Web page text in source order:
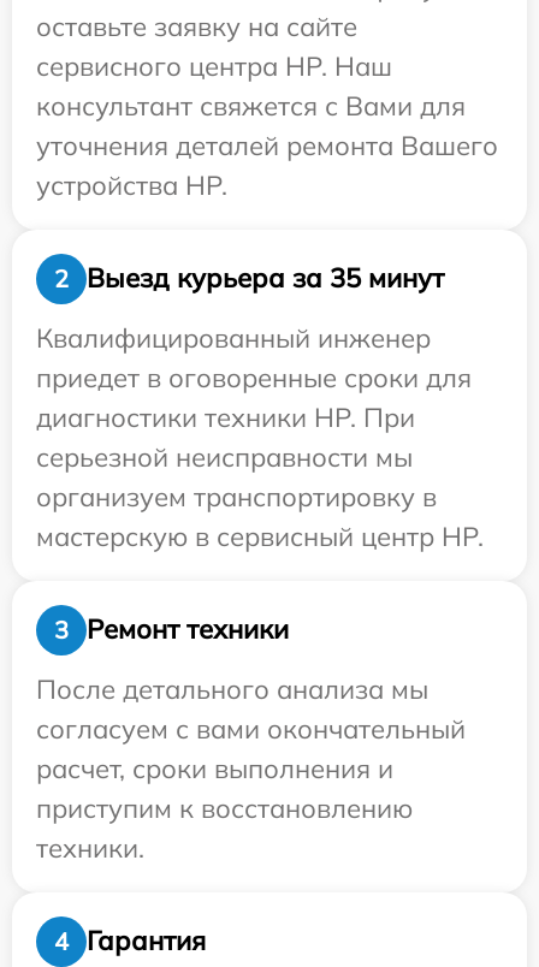
оставьте заявку на сайте
сервисного центра HP. Наш
консультант свяжется с Вами для
уточнения деталей ремонта Вашего
устройства HP.
2
Выезд курьера за 35 минут
Квалифицированный инженер
приедет в оговоренные сроки для
диагностики техники HP. При
серьезной неисправности мы
организуем транспортировку в
мастерскую в сервисный центр HP.
3
Ремонт техники
После детального анализа мы
согласуем с вами окончательный
расчет, сроки выполнения и
приступим к восстановлению
техники.
4 Гарантия